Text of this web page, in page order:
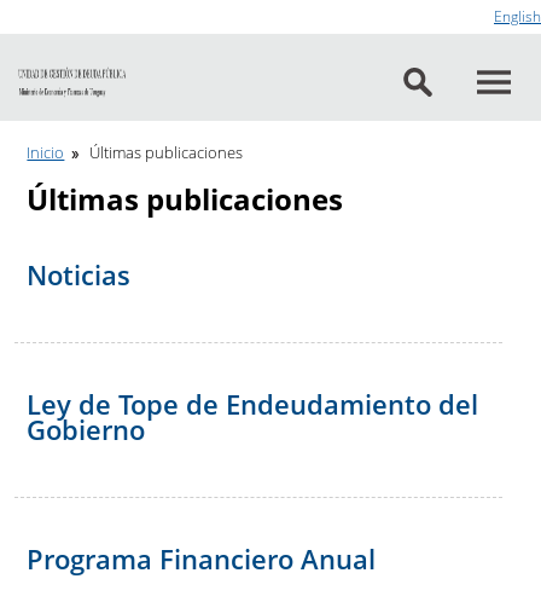
English
Inicio Últimas publicaciones
Últimas publicaciones
Noticias
Ley de Tope de Endeudamiento del
Gobierno
Programa Financiero Anual